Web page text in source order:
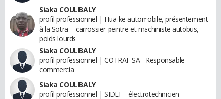
Siaka COULIBALY
profil professionnel | Hua-ke automobile, présentement
à la Sotra - -carrossier-peintre et machiniste autobus,
poids lourds
Siaka COULIBALY
profil professionnel | COTRAF SA - Responsable
commercial
Siaka COULIBALY
profil professionnel | SIDEF - électrotechnicien